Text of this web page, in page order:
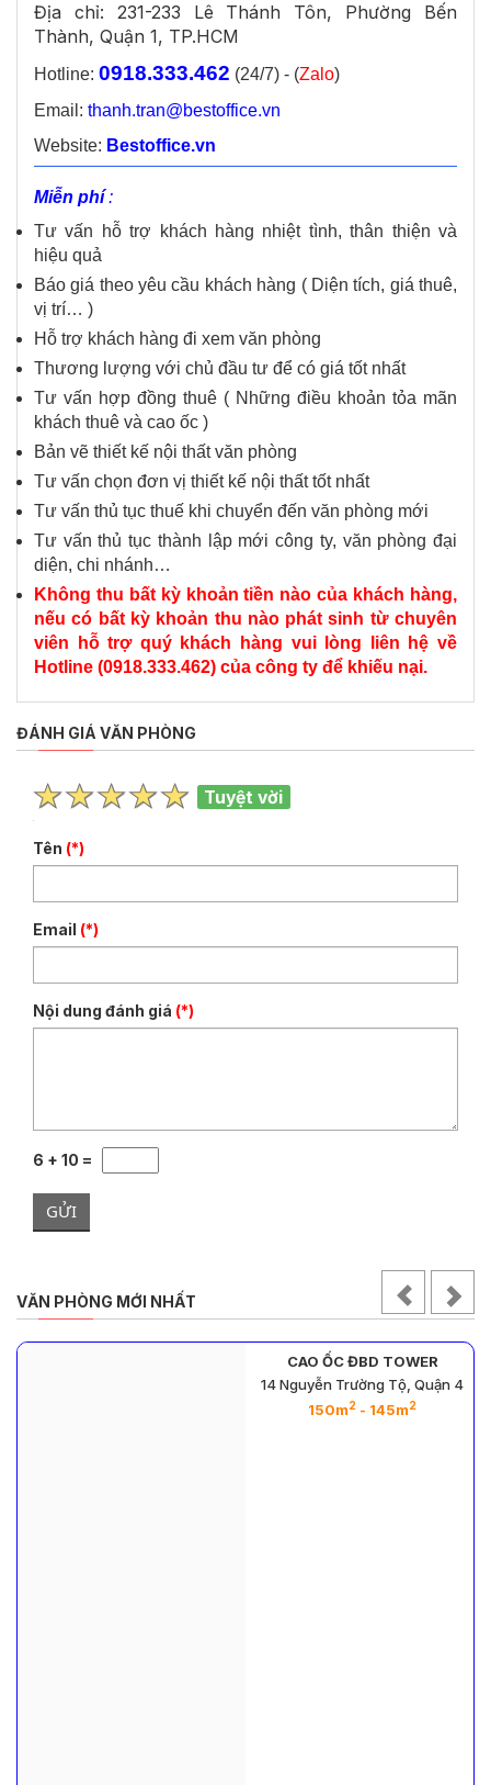
Địa chỉ: 231-233 Lê Thánh Tôn, Phường Bến
Thành, Quận 1, TP.HCM
Hotline: 0918.333.462 (24/7) - (Zalo)
Email: thanh.tran@bestoffice.vn
Website: Bestoffice.vn
Miễn phí:
Tư vấn hỗ trợ khách hàng nhiệt tình, thân thiện và
hiệu quả
Báo giá theo yêu cầu khách hàng ( Diện tích, giá thuê,
vị trí… )
Hỗ trợ khách hàng đi xem văn phòng
Thương lượng với chủ đầu tư để có giá tốt nhất
Tư vấn hợp đồng thuê ( Những điều khoản tỏa mãn
khách thuê và cao ốc )
Bản vẽ thiết kế nội thất văn phòng
Tư vấn chọn đơn vị thiết kế nội thất tốt nhất
Tư vấn thủ tục thuế khi chuyển đến văn phòng mới
Tư vấn thủ tục thành lập mới công ty, văn phòng đại
diện, chi nhánh…
Không thu bất kỳ khoản tiền nào của khách hàng,
nếu có bất kỳ khoản thu nào phát sinh từ chuyên
viên hỗ trợ quý khách hàng vui lòng liên hệ về
Hotline (0918.333.462) của công ty để khiếu nại.
ĐÁNH GIÁ VĂN PHÒNG
Tuyệt vời
Tên (*)
Email (*)
Nội dung đánh giá (*)
6 + 10 =
GỬI
VĂN PHÒNG MỚI NHẤT
CAO ỐC ĐBD TOWER
14 Nguyễn Trường Tộ, Quận 4
150m2 - 145m2